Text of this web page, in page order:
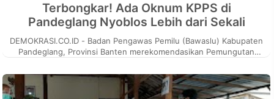
Terbongkar! Ada Oknum KPPS di
Pandeglang Nyoblos Lebih dari Sekali
DEMOKRASI.CO.ID - Badan Pengawas Pemilu (Bawaslu) Kabupaten
Pandeglang, Provinsi Banten merekomendasikan Pemungutan